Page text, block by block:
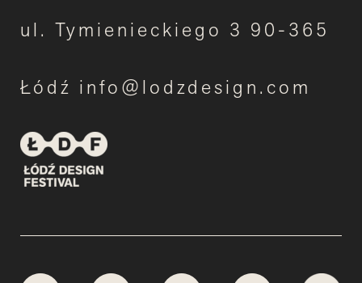
ul. Tymienieckiego 3 90-365
Łódź info@lodzdesign.com